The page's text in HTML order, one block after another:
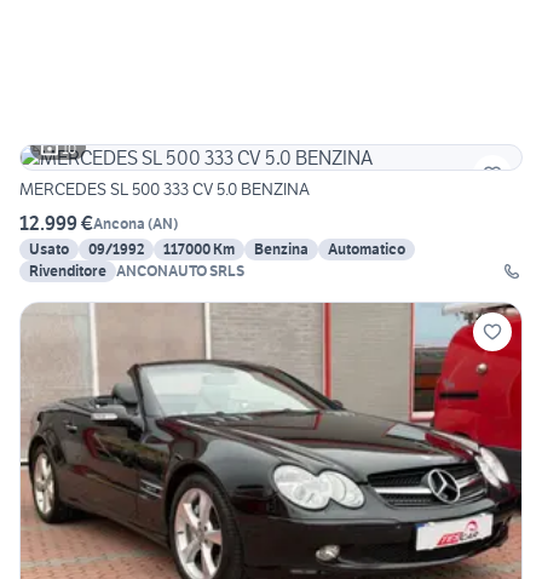
10
MERCEDES SL 500 333 CV 5.0 BENZINA
12.999 €Ancona (AN)
Usato
09/1992 117000 Km Benzina
Automatico
Rivenditore ANCONAUTO SRLS